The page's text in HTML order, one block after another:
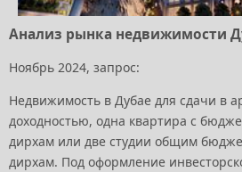
Анализ рынка недвижимости
Ноябрь 2024, запрос:
Недвижимость в Дубае для сдачи в
доходностью, одна квартира с
дирхам или две студии общим
дирхам. Под оформление